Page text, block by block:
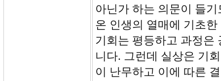
아닌가 하는 의문이 들
온 인생의 열매에 기초
기회는 평등하고 과정은
니다. 그런데 실상은 기
이 난무하고 이에 따른